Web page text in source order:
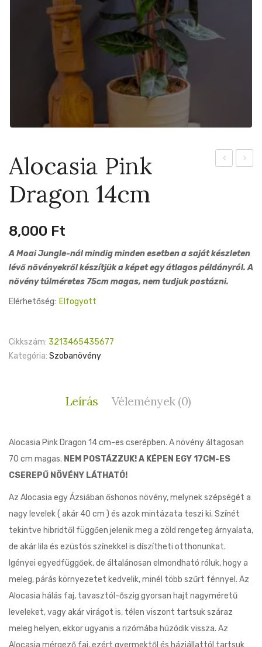
Alocasia Pink
Dragon 14cm
8,000 Ft
A Moai Jungle-nál mindig minden esetben a saját készleten
lévő növényekről készítjük a képet egy átlagos példányról. A
növény túlméretes 75cm magas, nem tudjuk postázni.
Elérhetőség: Elfogyott
Cikkszám: 3213465435677
Kategória: Szobanövény
Leírás Vélemények (0)
Alocasia Pink Dragon 14 cm-es cserépben. A növény áltagosan
70 cm magas. NEM POSTÁZZUK!A KÉPEN EGY 17CM-ES
CSEREPŰ NÖVÉNY LÁTHATÓ!
Az Alocasia egy Ázsiában őshonos növény, melynek szépségét a
nagy levelek ( akár 40 cm ) és azok mintázata teszi ki. Színét
tekintve hibridtől függően jelenik meg a zöld rengeteg árnyalata,
de akár lila és ezüstös színekkel is díszítheti otthonunkat.
Igényei egyedfüggőek, de általánosan elmondható róluk, hogy a
meleg, párás környezetet kedvelik, minél több szűrt fénnyel. Az
Alocasia hálás faj, tavasztól-őszig gyorsan hajt nagyméretű
leveleket, vagy akár virágot is, télen viszont tartsuk száraz
meleg helyen, ekkor ugyanis a rizómába húzódik vissza. Az
Alocasia mérgező faj, ezért gyermektől és háziállattól tartsuk